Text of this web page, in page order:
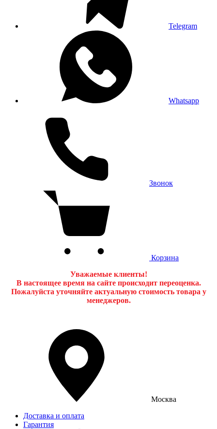
Telegram
Whatsapp
Звонок
Корзина
Уважаемые клиенты!
В настоящее время на сайте происходит переоценка.
Пожалуйста уточняйте актуальную стоимость товара у
менеджеров.
Москва
Доставка и оплата
Гарантия